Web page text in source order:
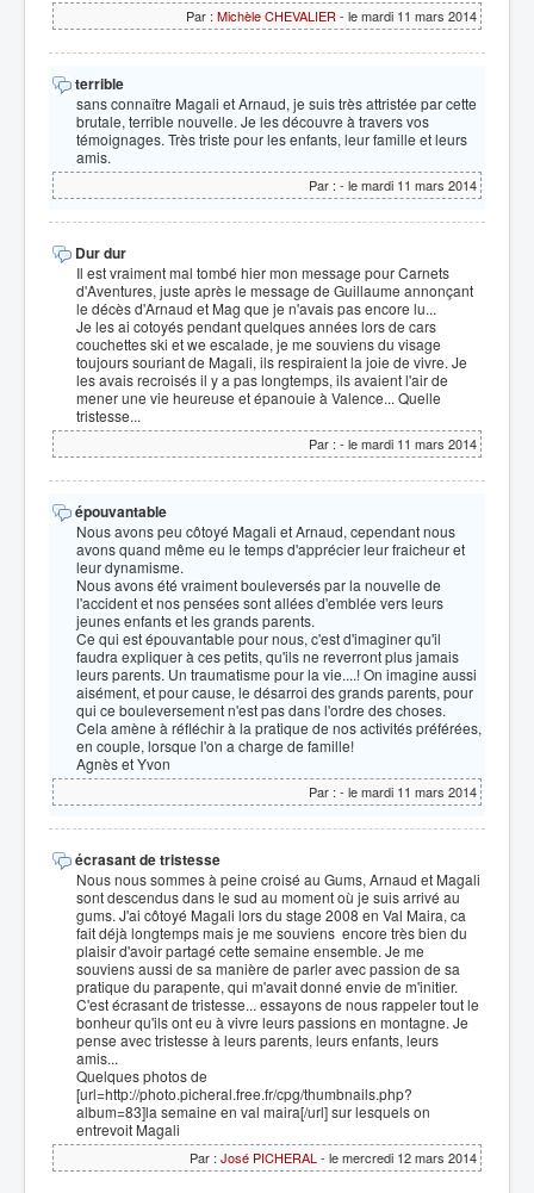
Par : Michèle CHEVALIER- le mardi 11 mars 2014
terrible
sans connaître Magali et Arnaud, je suis très attristée par cette
brutale, terrible nouvelle. Je les découvre à travers vos
témoignages. Très triste pour les enfants, leur famille et leurs
amis.
Par : - le mardi 11 mars 2014
Dur dur
Il est vraiment mal tombé hier mon message pour Carnets
d'Aventures, juste après le message de Guillaume annonçant
le décès d'Arnaud et Mag que je n'avais pas encore lu...
Je les ai cotoyés pendant quelques années lors de cars
couchettes ski et we escalade, je me souviens du visage
toujours souriant de Magali, ils respiraient la joie de vivre. Je
les avais recroisés il y a pas longtemps, ils avaient l'air de
mener une vie heureuse et épanouie à Valence... Quelle
tristesse...
Par : - le mardi 11 mars 2014
épouvantable
Nous avons peu côtoyé Magali et Arnaud, cependant nous
avons quand même eu le temps d'apprécier leur fraicheur et
leur dynamisme.
Nous avons été vraiment bouleversés par la nouvelle de
l'accident et nos pensées sont allées d'emblée vers leurs
jeunes enfants et les grands parents.
Ce qui est épouvantable pour nous, c'est d'imaginer qu'il
faudra expliquer à ces petits, qu'ils ne reverront plus jamais
leurs parents. Un traumatisme pour la vie....! On imagine aussi
aisément, et pour cause, le désarroi des grands parents, pour
qui ce bouleversement n'est pas dans l'ordre des choses.
Cela amène à réfléchir à la pratique de nos activités préférées,
en couple, lorsque l'on a charge de famille!
Agnès et Yvon
Par : - le mardi 11 mars 2014
écrasant de tristesse
Nous nous sommes à peine croisé au Gums, Arnaud et Magali
sont descendus dans le sud au moment où je suis arrivé au
gums. J'ai côtoyé Magali lors du stage 2008 en Val Maira, ca
fait déjà longtemps mais je me souviens encore très bien du
plaisir d'avoir partagé cette semaine ensemble. Je me
souviens aussi de sa manière de parler avec passion de sa
pratique du parapente, qui m'avait donné envie de m'initier.
C'est écrasant de tristesse... essayons de nous rappeler tout le
bonheur qu'ils ont eu à vivre leurs passions en montagne. Je
pense avec tristesse à leurs parents, leurs enfants, leurs
amis...
Quelques photos de
[url=http://photo.picheral.free.fr/cpg/thumbnails.php?
album=83]la semaine en val maira[/url] sur lesquels on
entrevoit Magali
Par : José PICHERAL- le mercredi 12 mars 2014